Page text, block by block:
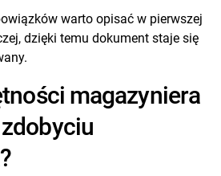
warto opisać w pierwszej
dzięki temu dokument staje się
magazyniera